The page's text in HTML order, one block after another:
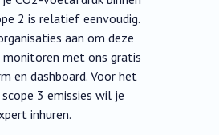
2 is relatief eenvoudig.
aan om deze
met ons gratis
en dashboard. Voor het
3 emissies wil je
inhuren.